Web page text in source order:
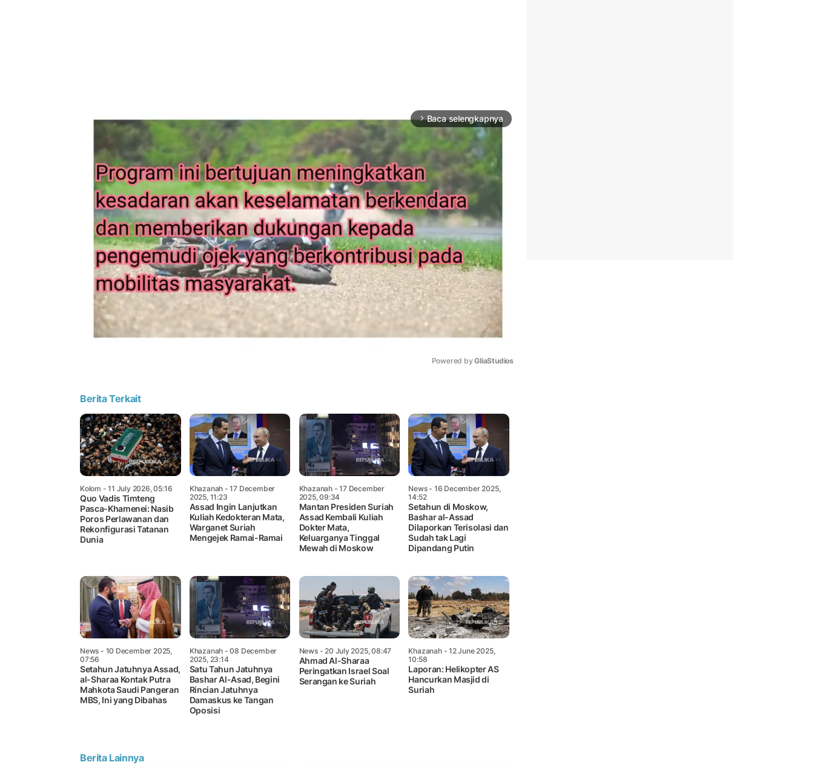
arrow_forward_ios Baca selengkapnya
Powered by GliaStudios
Berita Terkait
Kolom - 11 July 2026, 05:16
Quo Vadis Timteng
Pasca-Khamenei: Nasib
Poros Perlawanan dan
Rekonfigurasi Tatanan
Dunia
Khazanah - 17 December
2025, 11:23
Assad Ingin Lanjutkan
Kuliah Kedokteran Mata,
Warganet Suriah
Mengejek Ramai-Ramai
Khazanah- 17 December
2025, 09:34
Mantan Presiden Suriah
Assad Kembali Kuliah
Dokter Mata,
Keluarganya Tinggal
Mewah di Moskow
News- 16 December 2025,
14:52
Setahun di Moskow,
Bashar al-Assad
Dilaporkan Terisolasi dan
Sudah tak Lagi
Dipandang Putin
News - 10 December 2025,
07:56
Setahun Jatuhnya Assad,
al-Sharaa Kontak Putra
Mahkota Saudi Pangeran
MBS, Ini yang Dibahas
Khazanah - 08 December
2025, 23:14
Satu Tahun Jatuhnya
Bashar Al-Asad, Begini
Rincian Jatuhnya
Damaskus ke Tangan
Oposisi
News- 20 July 2025, 08:47
Ahmad Al-Sharaa
Peringatkan Israel Soal
Serangan ke Suriah
Khazanah- 12 June 2025,
10:58
Laporan: Helikopter AS
Hancurkan Masjid di
Suriah
Berita Lainnya